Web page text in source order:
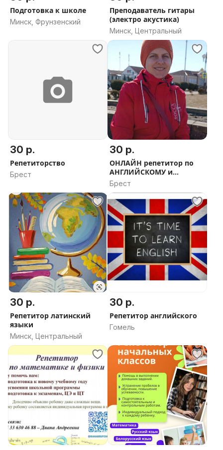
Подготовка к школе
Минск, Фрунзенский
Преподаватель гитары
(электро акустика)
Минск, Центральный
30 р.
Репетиторство
Брест
30 р.
ОНЛАЙН репетитор по
АНГЛИЙСКОМУ и
ФРАНЦУЗСКОМУ
Брест
30 р.
Репетитор латинский
языки
Минск, Центральный
30 р.
Репетитор английского
Гомель